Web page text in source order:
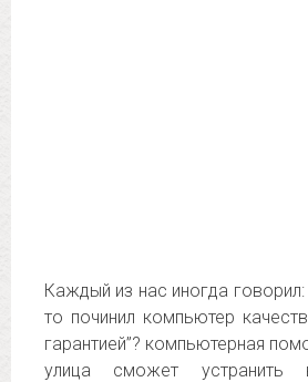
Каждый из нас иногда говорил:
то починил компьютер
гарантией”? компьютерная
улица сможет устранить